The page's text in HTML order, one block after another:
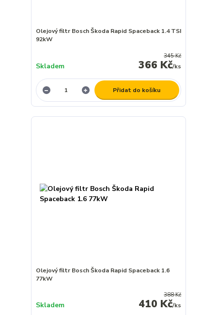
Olejový filtr Bosch Škoda Rapid Spaceback 1.4 TSI
92kW
345 Kč
366 Kč/ks
Skladem
Přidat do košíku
Olejový filtr Bosch Škoda Rapid Spaceback 1.6
77kW
388 Kč
410 Kč/ks
Skladem